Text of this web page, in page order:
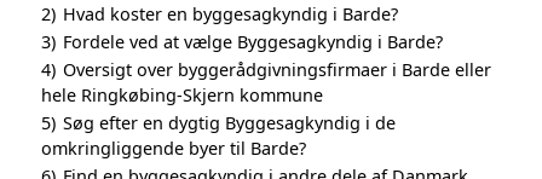
2) Hvad koster en byggesagkyndig i Barde?
3) Fordele ved at vælge Byggesagkyndig i Barde?
4) Oversigt over byggerådgivningsfirmaer i Barde eller
hele Ringkøbing-Skjern kommune
5) Søg efter en dygtig Byggesagkyndig i de
omkringliggende byer til Barde?